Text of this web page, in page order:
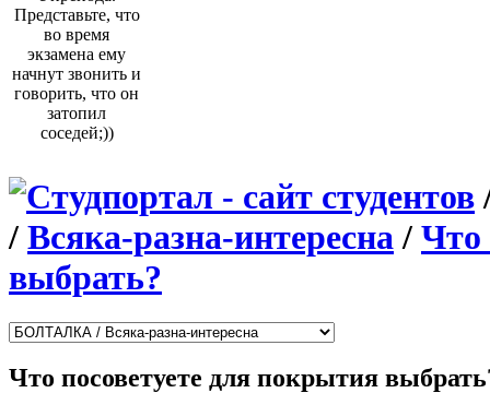
Представьте, что
во время
экзамена ему
начнут звонить и
говорить, что он
затопил
соседей;))
/ Всяка-разна-интересна/ Что
выбрать?
Что посоветуете для покрытия